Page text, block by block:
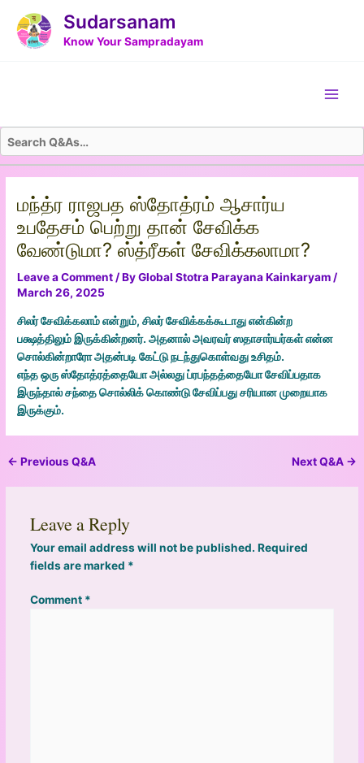
content
Sudarsanam
Know Your Sampradayam
மந்த்ர ராஜபத ஸ்தோத்ரம் ஆசார்ய
உபதேசம் பெற்று தான் சேவிக்க
வேண்டுமா? ஸ்த்ரீகள் சேவிக்கலாமா?
Leave a Comment / ByGlobal Stotra Parayana Kainkaryam /
March 26, 2025
சிலர் சேவிக்கலாம் என்றும், சிலர் சேவிக்கக்கூடாது என்கின்ற
பக்ஷத்திலும் இருக்கின்றனர். அதனால் அவரவர் ஸதாசார்யர்கள் என்ன
சொல்கின்றாரோ அதன்படி கேட்டு நடந்துகொள்வது உசிதம்.
எந்த ஒரு ஸ்தோத்ரத்தையோ அல்லது ப்ரபந்தத்தையோ சேவிப்பதாக
இருந்தால் சந்தை சொல்லிக் கொண்டு சேவிப்பது சரியான முறையாக
இருக்கும்.
navigation
← Previous Q&A Next Q&A →
Leave a Reply
Your email address will not be published. Required
fields are marked *
Comment *